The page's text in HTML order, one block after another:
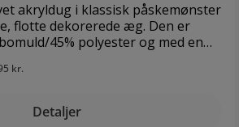
akryldug i klassisk påskemønster
flotte dekorerede æg. Den er
45% polyester og med en
der gør den nem at
klud. Akryldugen har antiskrid
Materiale: 55% bomuld/45%
kr.
Detaljer